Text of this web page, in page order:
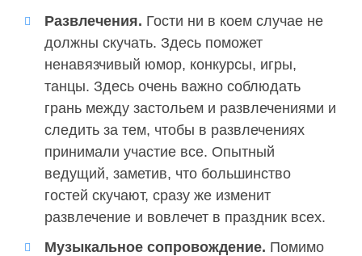
Развлечения. Гости ни в коем случае не
должны скучать. Здесь поможет
ненавязчивый юмор, конкурсы, игры,
танцы. Здесь очень важно соблюдать
грань между застольем и развлечениями и
следить за тем, чтобы в развлечениях
принимали участие все. Опытный
ведущий, заметив, что большинство
гостей скучают, сразу же изменит
развлечение и вовлечет в праздник всех.
Музыкальное сопровождение. Помимо